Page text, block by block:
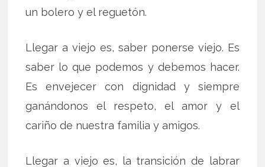
un bolero y el reguetón.
Llegar a viejo es, saber ponerse viejo. Es
saber lo que podemos y debemos hacer.
Es envejecer con dignidad y siempre
ganándonos el respeto, el amor y el
cariño de nuestra familia y amigos.
Llegar a viejo es, la transición de labrar